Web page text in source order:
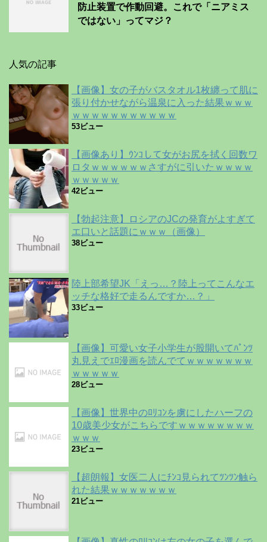
防止装置で作動回避。これで「ニアミス
ではない」ってマジ？
人気の記事
【画像】女の子がバスタオル1枚纏って肌に
張り付かせながら温泉に入った結果ｗｗｗ
ｗｗｗｗｗｗｗｗｗｗｗ
53ビュー
【画像あり】ｳﾝｺして女がお尻を拭く回数ワ
ロタｗｗｗｗｗｗさすがに引いたｗｗｗｗ
ｗｗｗｗｗ
42ビュー
【勃起注意】ロシアのJCの発育がよすぎて
エ口いと話題にｗｗｗ（画像）
38ビュー
陸上部希望JK「えっ…？陸上ってこんなエ
ッチな格好で走るんですか…？」
33ビュー
【画像】可愛い女子小学生が股開いてﾊﾟﾝﾂ
丸見えでｴﾛ漫画を読んでてｗｗｗｗｗｗｗ
ｗｗｗｗｗ
28ビュー
【画像】世界中のﾛﾘｺﾝを虜にしたハーフの
10歳美少女がこちらですｗｗｗｗｗｗｗｗ
ｗｗｗ
23ビュー
【超朗報】女医二人にﾁﾝｺ見られてﾂﾝﾂﾝ触ら
れた結果ｗｗｗｗｗｗｗ
21ビュー